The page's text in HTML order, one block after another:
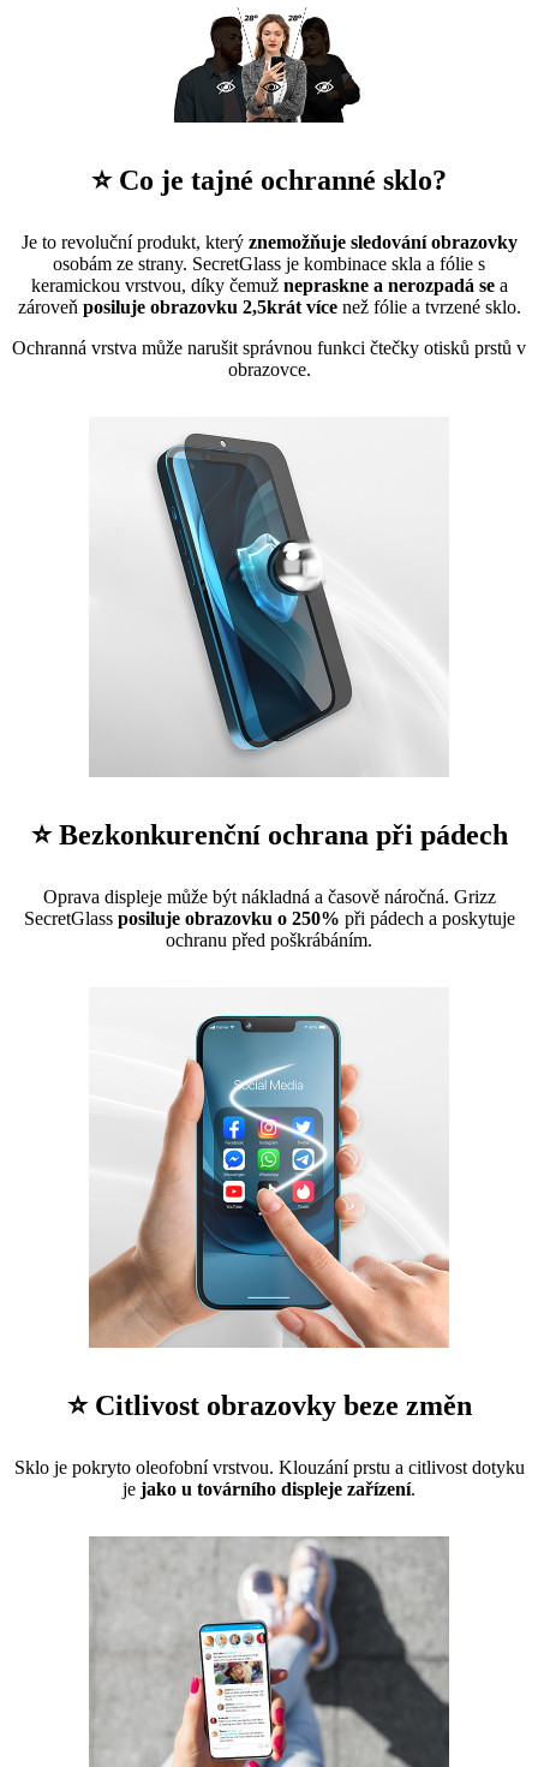
⭐ Co je tajné ochranné sklo?
Je to revoluční produkt, který znemožňuje sledování obrazovky
osobám ze strany. SecretGlass je kombinace skla a fólie s
keramickou vrstvou, díky čemuž nepraskne a nerozpadá sea
zároveň posiluje obrazovku 2,5krát vícenež fólie a tvrzené sklo.
Ochranná vrstva může narušit správnou funkci čtečky otisků prstů v
obrazovce.
⭐ Bezkonkurenční ochrana při pádech
Oprava displeje může být nákladná a časově náročná. Grizz
SecretGlass posiluje obrazovku o 250% při pádech a poskytuje
ochranu před poškrábáním.
⭐ Citlivost obrazovky beze změn
Sklo je pokryto oleofobní vrstvou. Klouzání prstu a citlivost dotyku
je jako u továrního displeje zařízení.